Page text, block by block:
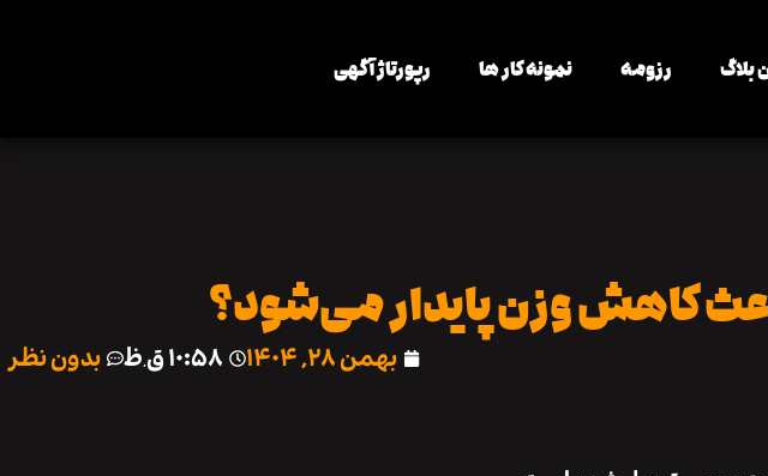
بلاگ رزومه نمونه کار ها رپورتاژ آگهی
کاهش وزن پایدار می‌شود؟
بهمن ۲۸, ۱۴۰۴ ۱۰:۵۸ ق٫ظ بدون نظر